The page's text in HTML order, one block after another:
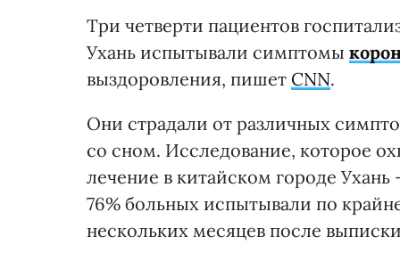
Три четверти пациентов
Ухань испытывали симптомы
выздоровления, пишет CNN.
Они страдали от различных
со сном. Исследование, которое
лечение в китайском городе
76% больных испытывали по
нескольких месяцев после